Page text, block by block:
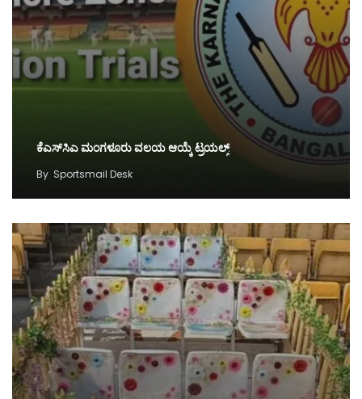
ಕೆಎಸ್‌ಸಿಎ ಮಂಗಳೂರು ವಲಯ ಆಯ್ಕೆ ಟ್ರಯಲ್ಸ್‌
By Sportsmail Desk